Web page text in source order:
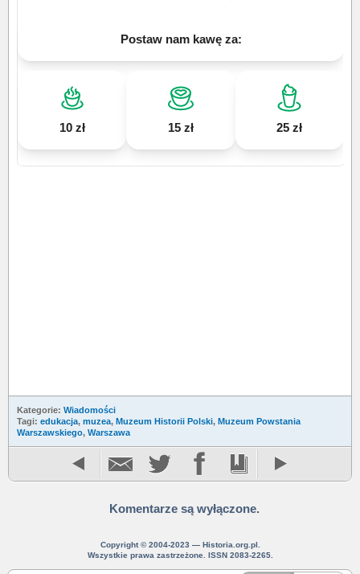
Postaw nam kawę za:
10 zł 15 zł 25 zł
Kategorie: Wiadomości
Tagi: edukacja, muzea, Muzeum Historii Polski, Muzeum Powstania
Warszawskiego, Warszawa
Komentarze są wyłączone.
Copyright © 2004-2023 — Historia.org.pl.
Wszystkie prawa zastrzeżone. ISSN 2083-2265.